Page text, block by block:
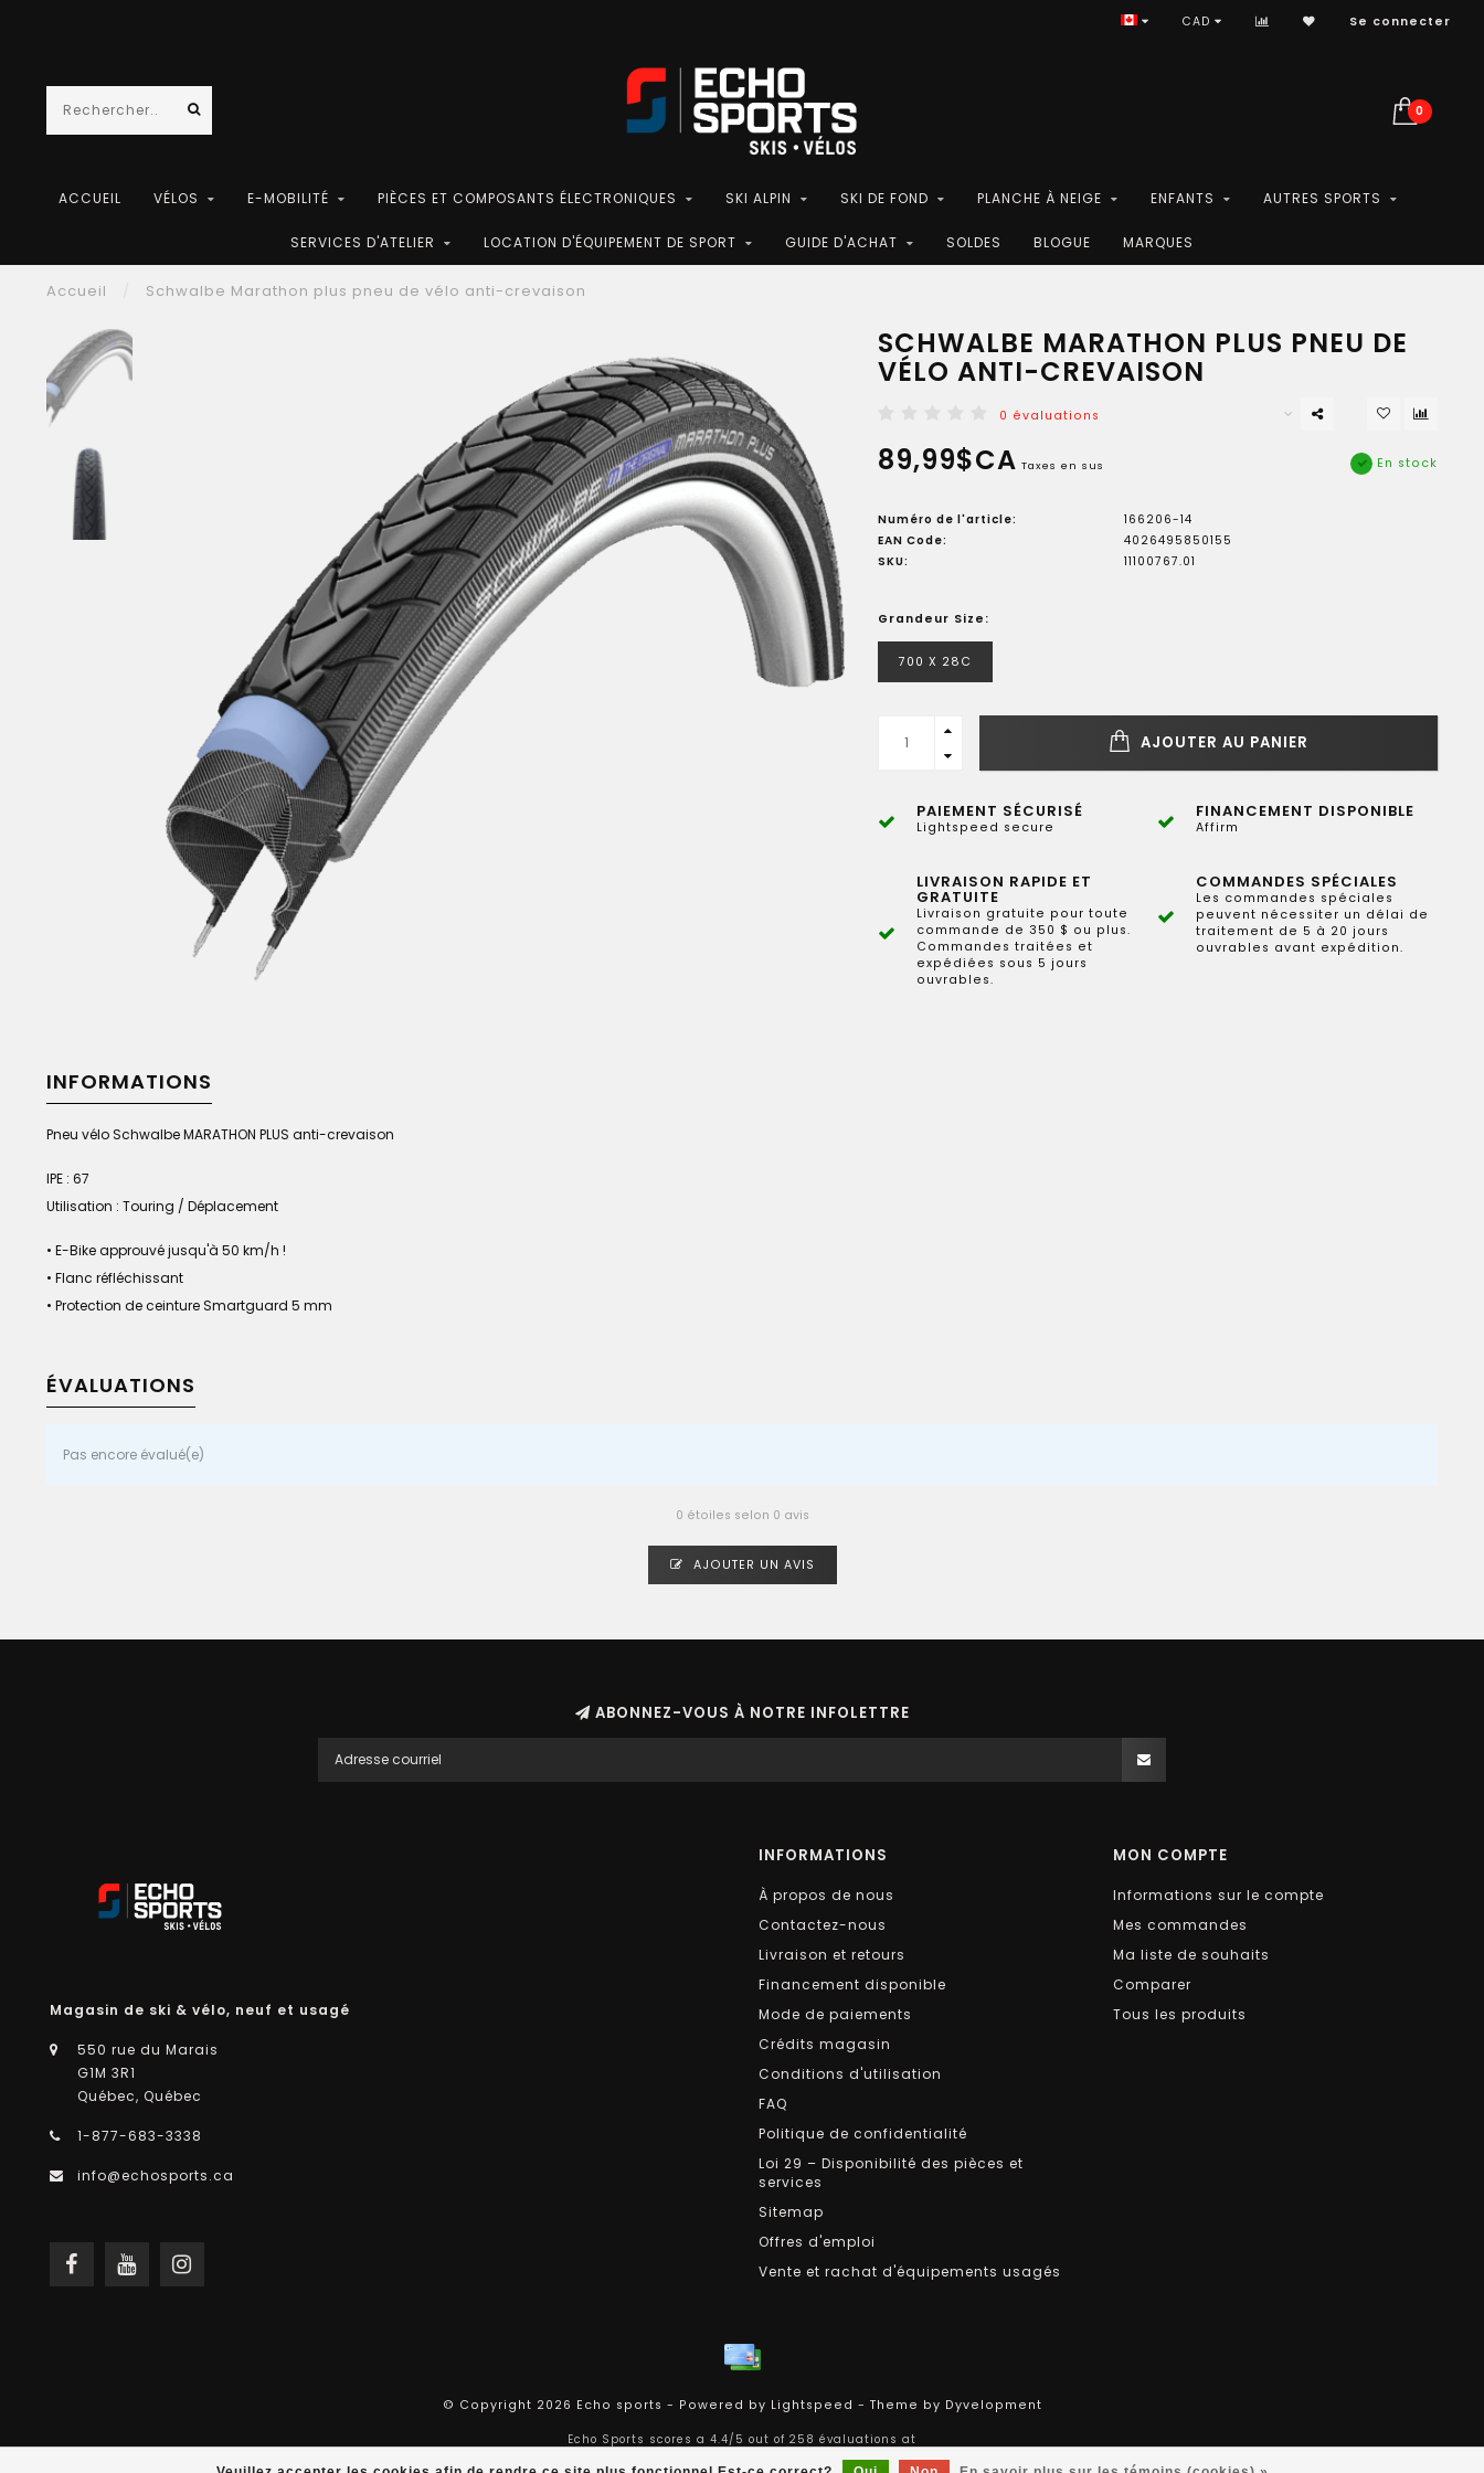
CAD Se connecter
0
ACCUEIL VÉLOS E-MOBILITÉ PIÈCES ET COMPOSANTS ÉLECTRONIQUES SKI ALPIN SKI DE FOND PLANCHE À NEIGE ENFANTS AUTRES SPORTS
SERVICES D'ATELIER LOCATION D'ÉQUIPEMENT DE SPORT GUIDE D'ACHAT SOLDES BLOGUE MARQUES
Accueil Schwalbe Marathon plus pneu de vélo anti-crevaison
SCHWALBE MARATHON PLUS PNEU DE
VÉLO ANTI-CREVAISON
0 évaluations
89,99$CA Taxes en sus En stock
Numéro de l'article:
166206-14
EAN Code:
4026495850155
SKU:
11100767.01
Grandeur Size:
700 X 28C
AJOUTER AU PANIER
PAIEMENT SÉCURISÉ
Lightspeed secure
FINANCEMENT DISPONIBLE
Affirm
LIVRAISON RAPIDE ET
GRATUITE
Livraison gratuite pour toute
commande de 350 $ ou plus.
Commandes traitées et
expédiées sous 5 jours
ouvrables.
COMMANDES SPÉCIALES
Les commandes spéciales
peuvent nécessiter un délai de
traitement de 5 à 20 jours
ouvrables avant expédition.
INFORMATIONS
Pneu vélo Schwalbe MARATHON PLUS anti-crevaison
IPE : 67
Utilisation : Touring / Déplacement
• E-Bike approuvé jusqu'à 50 km/h !
• Flanc réfléchissant
• Protection de ceinture Smartguard 5 mm
ÉVALUATIONS
Pas encore évalué(e)
0 étoiles selon 0 avis
AJOUTER UN AVIS
ABONNEZ-VOUS À NOTRE INFOLETTRE
Magasin de ski & vélo, neuf et usagé
550 rue du Marais
G1M 3R1
Québec, Québec
1-877-683-3338
info@echosports.ca
INFORMATIONS
À propos de nous
Contactez-nous
Livraison et retours
Financement disponible
Mode de paiements
Crédits magasin
Conditions d'utilisation
FAQ
Politique de confidentialité
Loi 29 – Disponibilité des pièces et
services
Sitemap
Offres d'emploi
Vente et rachat d'équipements usagés
MON COMPTE
Informations sur le compte
Mes commandes
Ma liste de souhaits
Comparer
Tous les produits
© Copyright 2026 Echo sports - Powered by Lightspeed - Theme by Dyvelopment
Echo Sports scores a 4.4/ 5 out of 258 évaluations at